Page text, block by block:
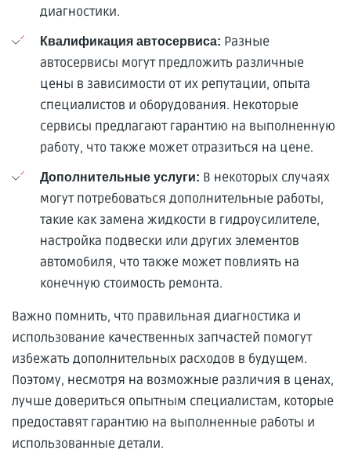
диагностики.
Квалификация автосервиса: Разные
автосервисы могут предложить различные
цены в зависимости от их репутации, опыта
специалистов и оборудования. Некоторые
сервисы предлагают гарантию на выполненную
работу, что также может отразиться на цене.
Дополнительные услуги: В некоторых случаях
могут потребоваться дополнительные работы,
такие как замена жидкости в гидроусилителе,
настройка подвески или других элементов
автомобиля, что также может повлиять на
конечную стоимость ремонта.
Важно помнить, что правильная диагностика и
использование качественных запчастей помогут
избежать дополнительных расходов в будущем.
Поэтому, несмотря на возможные различия в ценах,
лучше довериться опытным специалистам, которые
предоставят гарантию на выполненные работы и
использованные детали.